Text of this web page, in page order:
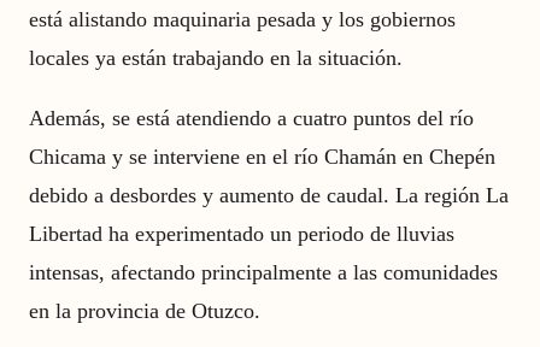
está alistando maquinaria pesada y los gobiernos
locales ya están trabajando en la situación.
Además, se está atendiendo a cuatro puntos del río
Chicama y se interviene en el río Chamán en Chepén
debido a desbordes y aumento de caudal. La región La
Libertad ha experimentado un periodo de lluvias
intensas, afectando principalmente a las comunidades
en la provincia de Otuzco.